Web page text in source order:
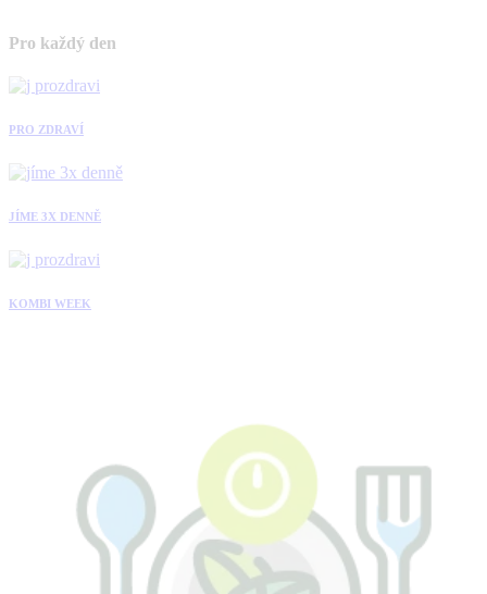
Pro každý den
PRO ZDRAVÍ
JÍME 3X DENNĚ
KOMBI WEEK